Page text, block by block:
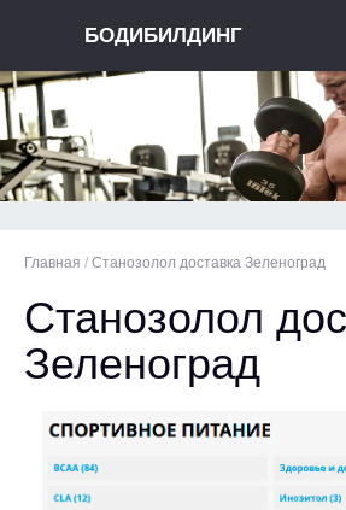
БОДИБИЛДИНГ
Главная / Станозолол доставка Зеленоград
Станозолол
Зеленоград